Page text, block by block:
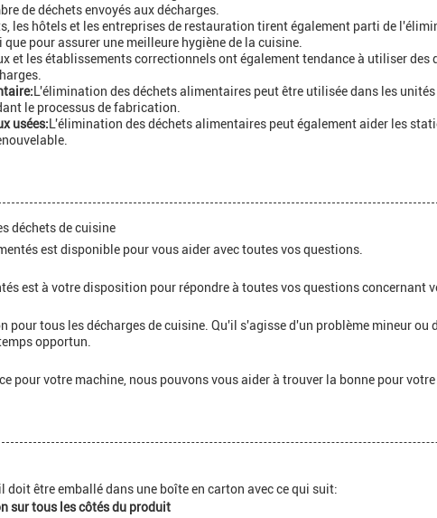
de déchets envoyés aux décharges.
les hôtels et les entreprises de restauration tirent également parti de
pour assurer une meilleure hygiène de la cuisine.
et les établissements correctionnels ont également tendance à utiliser
L'élimination des déchets alimentaires peut être utilisée dans les
le processus de fabrication.
usées: L'élimination des déchets alimentaires peut également aider les
déchets de cuisine
est disponible pour vous aider avec toutes vos questions.
est à votre disposition pour répondre à toutes vos questions concernant
pour tous les décharges de cuisine. Qu'il s'agisse d'un problème mineur
opportun.
pour votre machine, nous pouvons vous aider à trouver la bonne pour votre
doit être emballé dans une boîte en carton avec ce qui suit:
sur tous les côtés du produit